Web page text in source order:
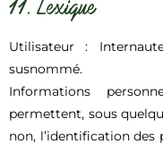
11. Lexique
Utilisateur :
susnommé.
Informations
permettent, sous
non, l’identification des